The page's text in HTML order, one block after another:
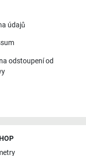
údajů
odstoupení od